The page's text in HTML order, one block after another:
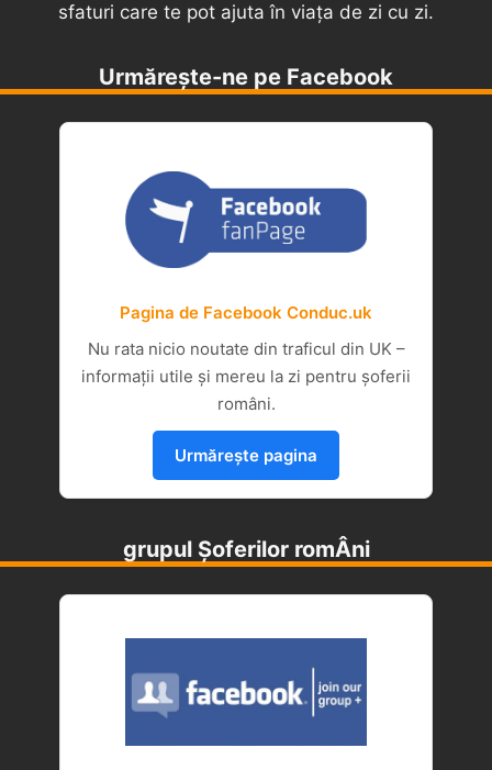
sfaturi care te pot ajuta în viața de zi cu zi.
Urmărește-ne pe Facebook
Pagina de Facebook Conduc.uk
Nu rata nicio noutate din traficul din UK –
informații utile și mereu la zi pentru șoferii
români.
Urmărește pagina
grupul Șoferilor romÂni